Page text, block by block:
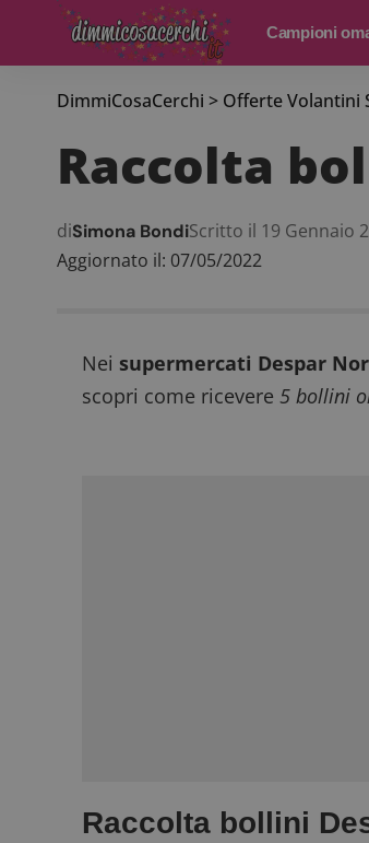
Campioni
DimmiCosaCerchi > Offerte Volantini
Raccolta
Aggiornato il: 07/05/2022
diSimona BondiScritto il 19 Gennaio
Nei supermercati Despar
scopri come ricevere5 bollini
Raccolta bollini